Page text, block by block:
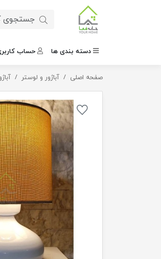
دسته بندی ها حساب
صفحه اصلی آباژور و لوسترآباژور رومیزی حور